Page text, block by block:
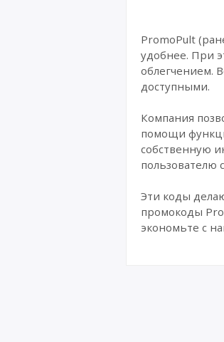
PromoPult
удобнее. При
облегчением.
доступными.
Компания
помощи
собственную
пользователю
Эти коды
промокоды
экономьте с